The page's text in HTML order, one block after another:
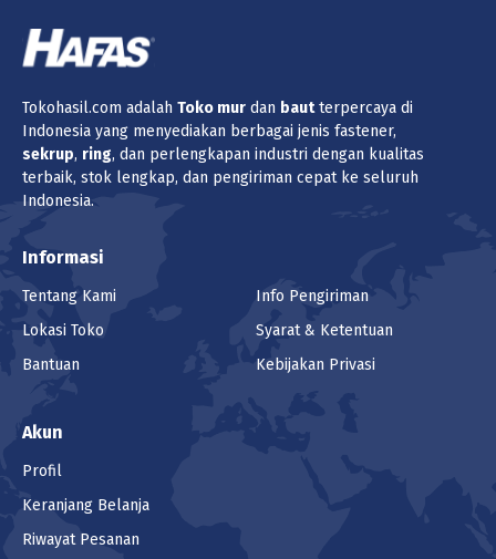
Tokohasil.com adalah Toko mur dan bautterpercaya di
Indonesia yang menyediakan berbagai jenis fastener,
sekrup, ring, dan perlengkapan industri dengan kualitas
terbaik, stok lengkap, dan pengiriman cepat ke seluruh
Indonesia.
Informasi
Tentang Kami
Lokasi Toko
Bantuan
Info Pengiriman
Syarat & Ketentuan
Kebijakan Privasi
Akun
Profil
Keranjang Belanja
Riwayat Pesanan